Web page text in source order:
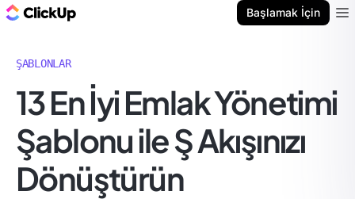
Başlamak İçin
ŞABLONLAR
13 En İyi Emlak Yönetimi
Şablonu ile Ş Akışınızı
Dönüştürün